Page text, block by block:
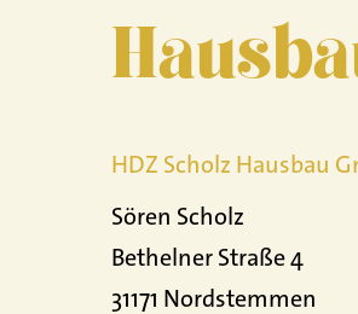
HDZ Scholz Hausbau
Sören Scholz
Bethelner Straße 4
31171 Nordstemmen